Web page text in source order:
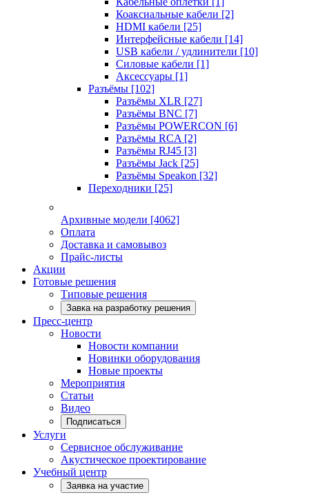
Коаксиальные кабели [2]
HDMI кабели [25]
Интерфейсные кабели [14]
USB кабели / удлинители [10]
Силовые кабели [1]
Аксессуары [1]
Разъёмы [102]
Разъёмы XLR [27]
Разъёмы BNC [7]
Разъёмы POWERCON [6]
Разъёмы RCA [2]
Разъёмы RJ45 [3]
Разъёмы Jack [25]
Разъёмы Speakon [32]
Переходники [25]
Архивные модели [4062]
Оплата
Доставка и самовывоз
Прайс-листы
Акции
Готовые решения
Типовые решения
Завка на разработку решения
Пресс-центр
Новости
Новости компании
Новинки оборудования
Новые проекты
Мероприятия
Статьи
Видео
Подписаться
Услуги
Сервисное обслуживание
Акустическое проектирование
Учебный центр
Заявка на участие